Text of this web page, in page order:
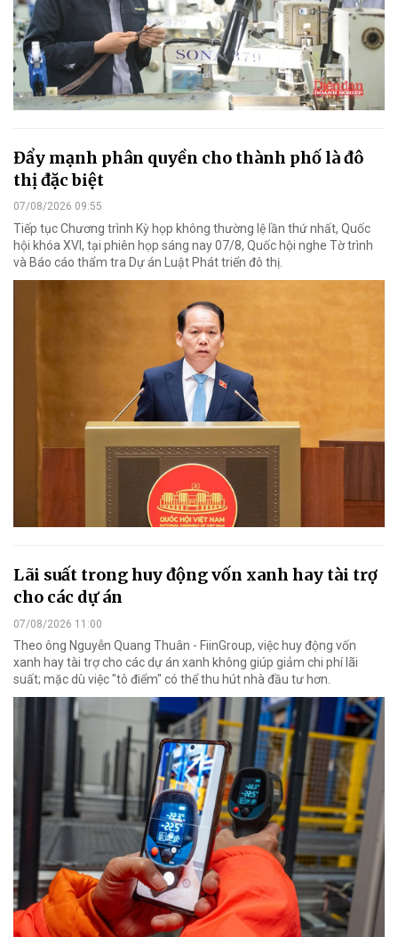
Đẩy mạnh phân quyền cho thành phố là đô
thị đặc biệt
07/08/2026 09:55
Tiếp tục Chương trình Kỳ họp không thường lệ lần thứ nhất, Quốc
hội khóa XVI, tại phiên họp sáng nay 07/8, Quốc hội nghe Tờ trình
và Báo cáo thẩm tra Dự án Luật Phát triển đô thị.
Lãi suất trong huy động vốn xanh hay tài trợ
cho các dự án
07/08/2026 11:00
Theo ông Nguyễn Quang Thuân - FiinGroup, việc huy động vốn
xanh hay tài trợ cho các dự án xanh không giúp giảm chi phí lãi
suất; mặc dù việc "tô điểm" có thể thu hút nhà đầu tư hơn.